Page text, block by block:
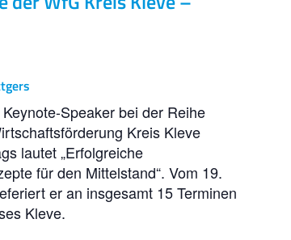
Speaker bei der Reihe
Kreis Kleve
lautet „Erfolgreiche
für den Mittelstand“. Vom 19.
er an insgesamt 15 Terminen
Kleve.